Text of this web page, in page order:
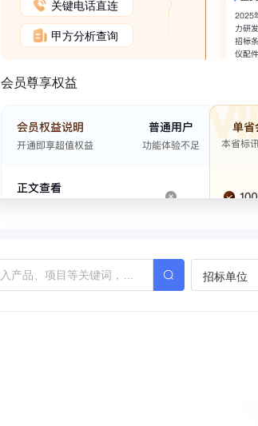
关键电话直连
甲方分析查询
会员尊享权益
招标单位